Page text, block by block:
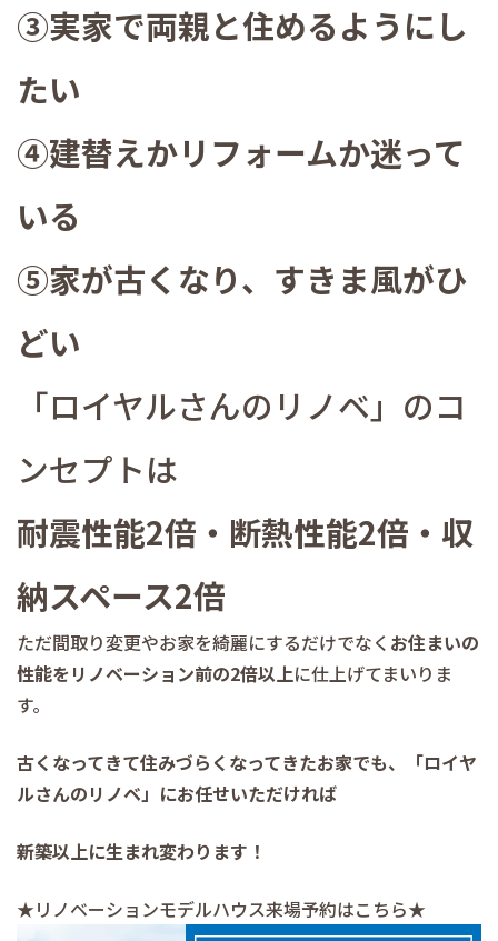
③実家で両親と住めるようにし
たい
④建替えかリフォームか迷って
いる
⑤家が古くなり、すきま風がひ
どい
「ロイヤルさんのリノベ」のコ
ンセプトは
耐震性能2倍・断熱性能2倍・収
納スペース2倍
ただ間取り変更やお家を綺麗にするだけでなく お住まいの
性能をリノベーション前の2倍以上に仕上げてまいりま
す。
古くなってきて住みづらくなってきたお家でも、「ロイヤ
ルさんのリノベ」にお任せいただければ
新築以上に生まれ変わります！
★リノベーションモデルハウス来場予約はこちら★